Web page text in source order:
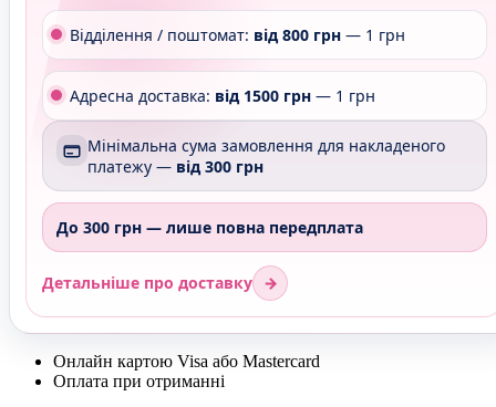
Відділення / поштомат: від 800 грн — 1 грн
Адресна доставка: від 1500 грн — 1 грн
Мінімальна сума замовлення для накладеного
платежу — від 300 грн
До 300 грн — лише повна передплата
Детальніше про доставку →
Онлайн картою Visa або Mastercard
Оплата при отриманні